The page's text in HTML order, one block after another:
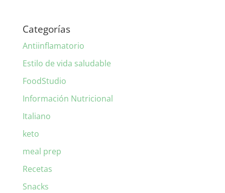
Categorías
Antiinflamatorio
Estilo de vida saludable
FoodStudio
Información Nutricional
Italiano
keto
meal prep
Recetas
Snacks